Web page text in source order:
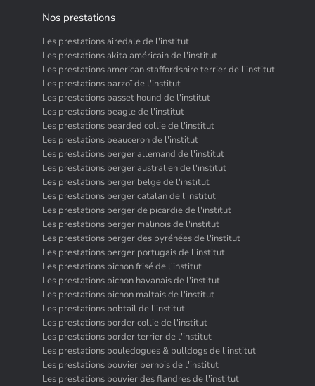
Nos prestations
Les prestations airedale de l'institut
Les prestations akita américain de l'institut
Les prestations american staffordshire terrier de l'institut
Les prestations barzoï de l'institut
Les prestations basset hound de l'institut
Les prestations beagle de l'institut
Les prestations bearded collie de l'institut
Les prestations beauceron de l'institut
Les prestations berger allemand de l'institut
Les prestations berger australien de l'institut
Les prestations berger belge de l'institut
Les prestations berger catalan de l'institut
Les prestations berger de picardie de l'institut
Les prestations berger malinois de l'institut
Les prestations berger des pyrénées de l'institut
Les prestations berger portugais de l'institut
Les prestations bichon frisé de l'institut
Les prestations bichon havanais de l'institut
Les prestations bichon maltais de l'institut
Les prestations bobtail de l'institut
Les prestations border collie de l'institut
Les prestations border terrier de l'institut
Les prestations bouledogues & bulldogs de l'institut
Les prestations bouvier bernois de l'institut
Les prestations bouvier des flandres de l'institut